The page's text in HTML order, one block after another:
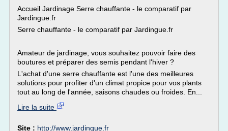
Accueil Jardinage Serre chauffante - le comparatif par
Jardingue.fr
Serre chauffante - le comparatif par Jardingue.fr
Amateur de jardinage, vous souhaitez pouvoir faire des
boutures et préparer des semis pendant l'hiver ?
L'achat d'une serre chauffante est l'une des meilleures
solutions pour profiter d'un climat propice pour vos plants
tout au long de l'année, saisons chaudes ou froides. En...
Lire la suite
Site : http://www.jardingue.fr